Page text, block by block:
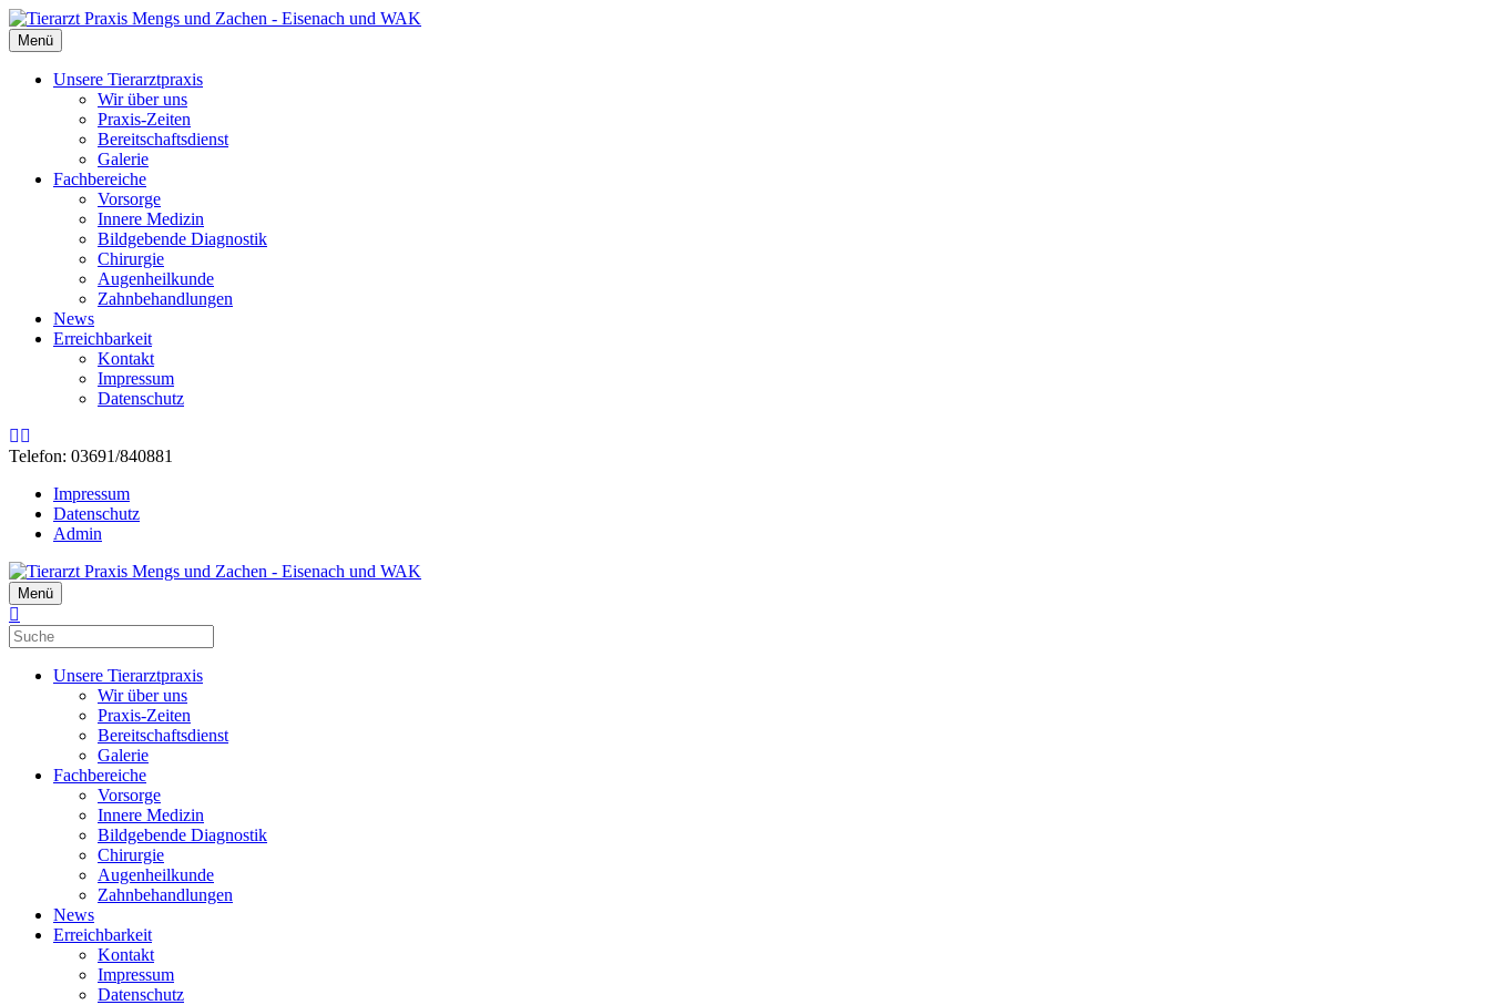
Menü
Unsere Tierarztpraxis
Wir über uns
Praxis-Zeiten
Bereitschaftsdienst
Galerie
Fachbereiche
Vorsorge
Innere Medizin
Bildgebende Diagnostik
Chirurgie
Augenheilkunde
Zahnbehandlungen
News
Erreichbarkeit
Kontakt
Impressum
Datenschutz
RssEmail
Telefon: 03691/840881
Impressum
Datenschutz
Admin
Menü
Unsere Tierarztpraxis
Wir über uns
Praxis-Zeiten
Bereitschaftsdienst
Galerie
Fachbereiche
Vorsorge
Innere Medizin
Bildgebende Diagnostik
Chirurgie
Augenheilkunde
Zahnbehandlungen
News
Erreichbarkeit
Kontakt
Impressum
Datenschutz